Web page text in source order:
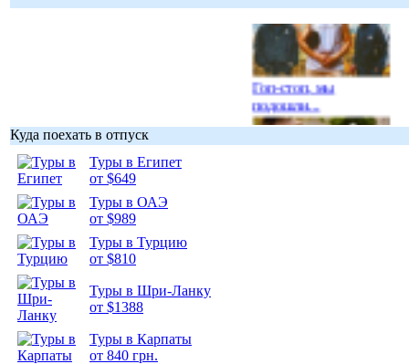
Гоп-стоп, мы
подошли...
Куда поехать в отпуск
Туры в Египет
от $649
Туры в ОАЭ
от $989
Туры в Турцию
от $810
Туры в Шри-Ланку
от $1388
Туры в Карпаты
от 840 грн.